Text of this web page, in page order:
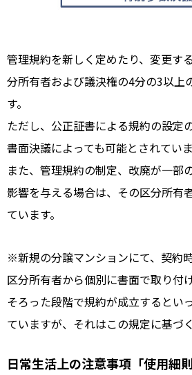
管理規約を新しく定めたり、変更す
分所有者および議決権の4分の3以上
す。
ただし、公正証書による規約の設定
書面決議によっても可能とされてい
また、管理規約の制定、改廃が一部
影響を与える場合は、その区分所有
ています。
※新規の分譲マンションにて、契約
区分所有者から個別に書面で取り付
そろった段階で規約が成立するとい
ていますが、それはこの規定に基づ
日常生活上の注意事項「使用細則